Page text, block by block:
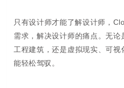
只有设计师才能了解设计师，
需求，解决设计师的痛点。无论
工程建筑，还是虚拟现实、可
能轻松驾驭。